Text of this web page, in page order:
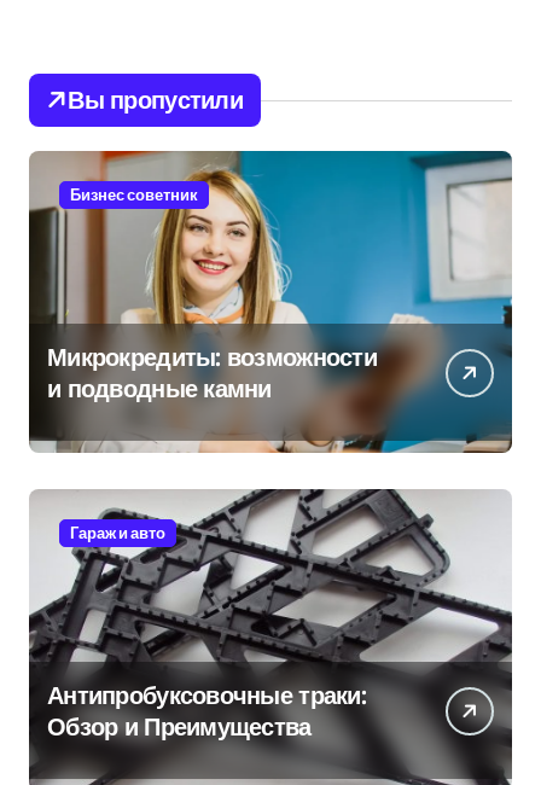
Вы пропустили
Бизнес советник
Микрокредиты: возможности
и подводные камни
Гараж и авто
Антипробуксовочные траки:
Обзор и Преимущества